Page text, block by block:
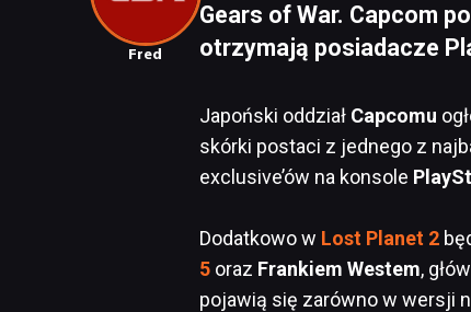
Fred
Gears of War. Capcom
otrzymają posiadacze
Japoński oddział Capcomu
skórki postaci z jednego z
exclusive’ów na konsole
Dodatkowo w Lost Planet 2
5 oraz Frankiem Westem,
pojawią się zarówno w wersji